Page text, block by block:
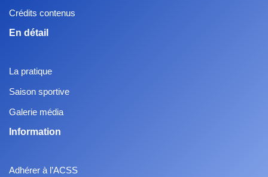
Crédits contenus
En détail
La pratique
Saison sportive
Galerie média
Information
Adhérer à l’ACSS